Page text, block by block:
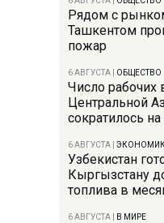
Рядом с
Ташкентом
пожар
6 АВГУСТА ОБЩЕСТВО
Число рабочих
Центральной
сократилось на
6 АВГУСТА
Узбекистан
Кыргызстану
топлива в
6 АВГУСТА В МИРЕ